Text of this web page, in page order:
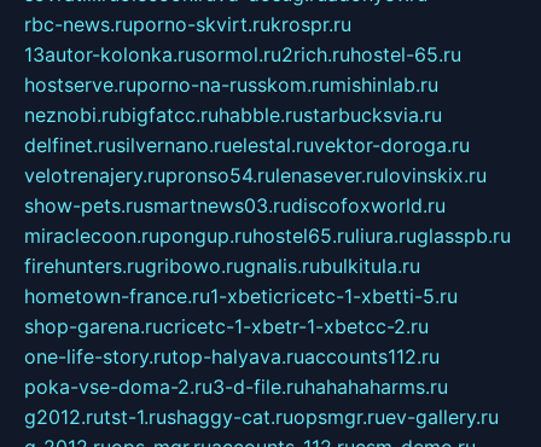
rbc-news.ruporno-skvirt.rukrospr.ru
13autor-kolonka.rusormol.ru2rich.ruhostel-65.ru
hostserve.ruporno-na-russkom.rumishinlab.ru
neznobi.rubigfatcc.ruhabble.rustarbucksvia.ru
delfinet.rusilvernano.ruelestal.ruvektor-doroga.ru
velotrenajery.rupronso54.rulenasever.rulovinskix.ru
show-pets.rusmartnews03.rudiscofoxworld.ru
miraclecoon.rupongup.ruhostel65.ruliura.ruglasspb.ru
firehunters.rugribowo.rugnalis.rubulkitula.ru
hometown-france.ru1-xbeticricetc-1-xbetti-5.ru
shop-garena.rucricetc-1-xbetr-1-xbetcc-2.ru
one-life-story.rutop-halyava.ruaccounts112.ru
poka-vse-doma-2.ru3-d-file.ruhahahaharms.ru
g2012.rutst-1.rushaggy-cat.ruopsmgr.ruev-gallery.ru